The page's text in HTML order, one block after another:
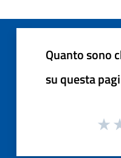
Quanto sono
su questa